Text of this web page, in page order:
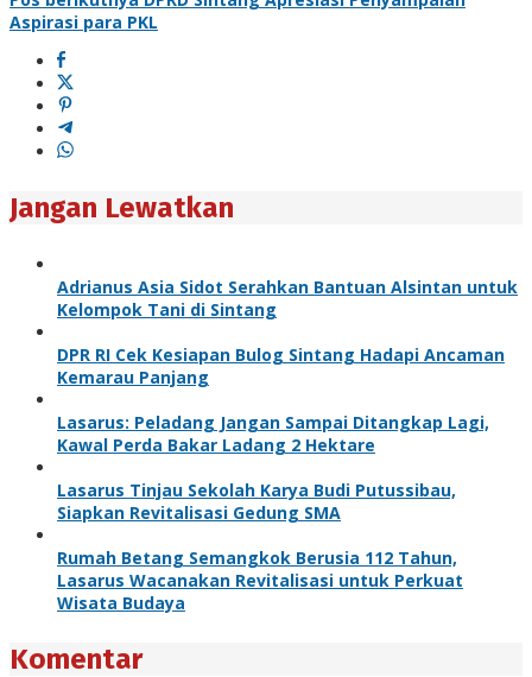
Aspirasi para PKL
Jangan Lewatkan
Adrianus Asia Sidot Serahkan Bantuan Alsintan untuk
Kelompok Tani di Sintang
DPR RI Cek Kesiapan Bulog Sintang Hadapi Ancaman
Kemarau Panjang
Lasarus: Peladang Jangan Sampai Ditangkap Lagi,
Kawal Perda Bakar Ladang 2 Hektare
Lasarus Tinjau Sekolah Karya Budi Putussibau,
Siapkan Revitalisasi Gedung SMA
Rumah Betang Semangkok Berusia 112 Tahun,
Lasarus Wacanakan Revitalisasi untuk Perkuat
Wisata Budaya
Komentar